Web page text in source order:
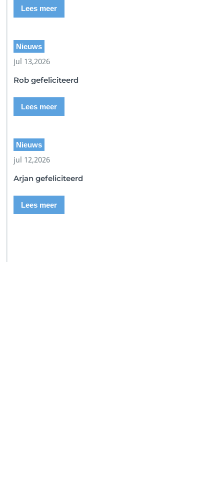
Lees meer
Nieuws
jul 13,2026
Rob gefeliciteerd
Lees meer
Nieuws
jul 12,2026
Arjan gefeliciteerd
Lees meer